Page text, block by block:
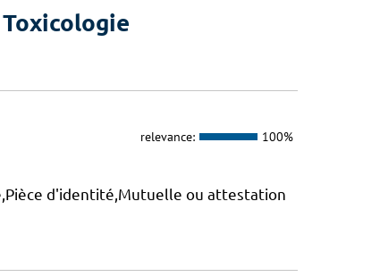
relevance: 100%
d'identité,Mutuelle ou attestation